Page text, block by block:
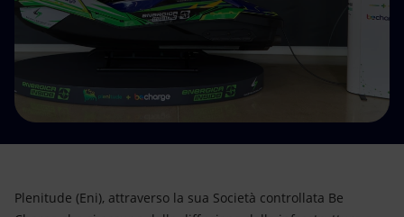
Scenari energetici
Plenitude (Eni), attraverso la sua Società controllata Be